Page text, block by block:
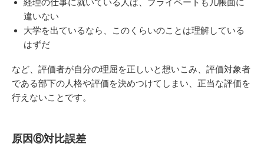
違いない
大学を出ているなら、このくらいのことは理解している
はずだ
など、評価者が自分の理屈を正しいと想いこみ、評価対象者
である部下の人格や評価を決めつけてしまい、正当な評価を
行えないことです。
原因⑥対比誤差